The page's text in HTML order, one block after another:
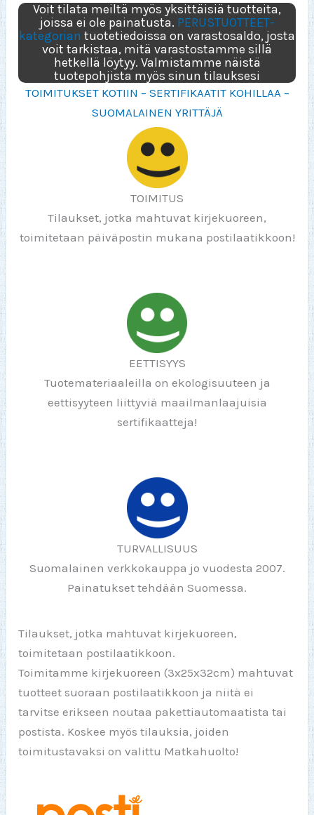
Voit tilata meiltä myös yksittäisiä tuotteita,
joissa ei ole painatusta. PERUSTUOTTEET-
kategorian tuotetiedoissa on varastosaldo, josta
voit tarkistaa, mitä varastostamme sillä
hetkellä löytyy. Valmistamme näistä
tuotepohjista myös sinun tilauksesi
TOIMITUKSET KOTIIN – SERTIFIKAATIT KOHILLAA –
SUOMALAINEN YRITTÄJÄ
TOIMITUS
Tilaukset, jotka mahtuvat kirjekuoreen,
toimitetaan päiväpostin mukana postilaatikkoon!
EETTISYYS
Tuotemateriaaleilla on ekologisuuteen ja
eettisyyteen liittyviä maailmanlaajuisia
sertifikaatteja!
TURVALLISUUS
Suomalainen verkkokauppa jo vuodesta 2007.
Painatukset tehdään Suomessa.
Tilaukset, jotka mahtuvat kirjekuoreen,
toimitetaan postilaatikkoon.
Toimitamme kirjekuoreen (3x25x32cm) mahtuvat
tuotteet suoraan postilaatikkoon ja niitä ei
tarvitse erikseen noutaa pakettiautomaatista tai
postista. Koskee myös tilauksia, joiden
toimitustavaksi on valittu Matkahuolto!